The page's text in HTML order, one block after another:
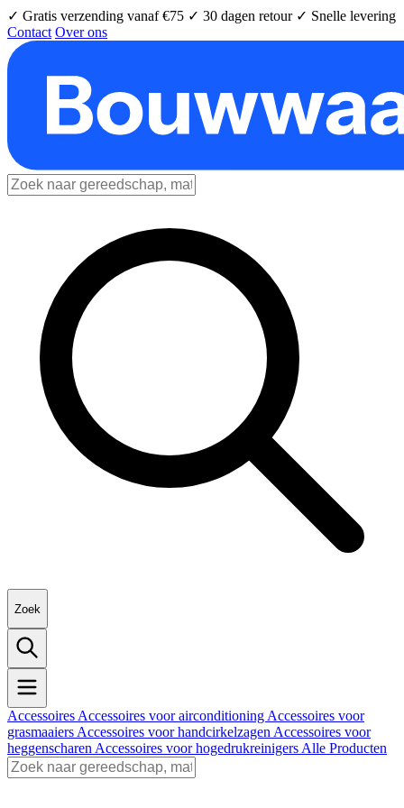
✓ Gratis verzending vanaf €75 ✓ 30 dagen retour ✓ Snelle levering
Contact Over ons
Zoek
Accessoires Accessoires voor airconditioning Accessoires voor
grasmaaiers Accessoires voor handcirkelzagen Accessoires voor
heggenscharen Accessoires voor hogedrukreinigers Alle Producten